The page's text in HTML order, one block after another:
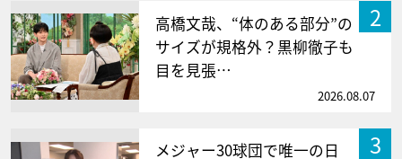
2
高橋文哉、“体のある部分”の
サイズが規格外？黒柳徹子も
目を見張…
2026.08.07
3
メジャー30球団で唯一の日